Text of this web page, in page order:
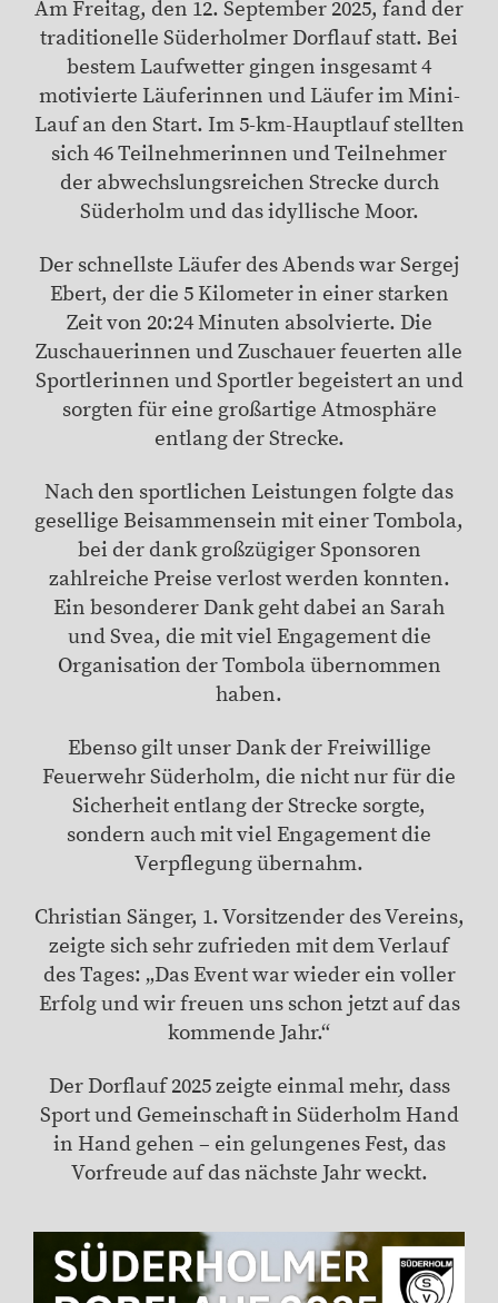
Am Freitag, den 12. September 2025, fand der
traditionelle Süderholmer Dorflauf statt. Bei
bestem Laufwetter gingen insgesamt 4
motivierte Läuferinnen und Läufer im Mini-
Lauf an den Start. Im 5-km-Hauptlauf stellten
sich 46 Teilnehmerinnen und Teilnehmer
der abwechslungsreichen Strecke durch
Süderholm und das idyllische Moor.
Der schnellste Läufer des Abends war Sergej
Ebert, der die 5 Kilometer in einer starken
Zeit von 20:24 Minuten absolvierte. Die
Zuschauerinnen und Zuschauer feuerten alle
Sportlerinnen und Sportler begeistert an und
sorgten für eine großartige Atmosphäre
entlang der Strecke.
Nach den sportlichen Leistungen folgte das
gesellige Beisammensein mit einer Tombola,
bei der dank großzügiger Sponsoren
zahlreiche Preise verlost werden konnten.
Ein besonderer Dank geht dabei an Sarah
und Svea, die mit viel Engagement die
Organisation der Tombola übernommen
haben.
Ebenso gilt unser Dank der Freiwillige
Feuerwehr Süderholm, die nicht nur für die
Sicherheit entlang der Strecke sorgte,
sondern auch mit viel Engagement die
Verpflegung übernahm.
Christian Sänger, 1. Vorsitzender des Vereins,
zeigte sich sehr zufrieden mit dem Verlauf
des Tages: „Das Event war wieder ein voller
Erfolg und wir freuen uns schon jetzt auf das
kommende Jahr.“
Der Dorflauf 2025 zeigte einmal mehr, dass
Sport und Gemeinschaft in Süderholm Hand
in Hand gehen – ein gelungenes Fest, das
Vorfreude auf das nächste Jahr weckt.